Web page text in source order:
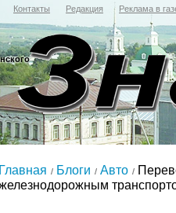
Контакты Редакция Реклама в
Главная Блоги Авто